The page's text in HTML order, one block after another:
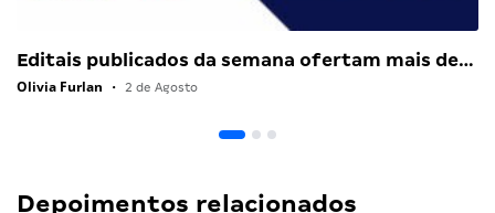
Editais publicados da semana ofertam mais de…
Olivia Furlan • 2 de Agosto
Depoimentos relacionados